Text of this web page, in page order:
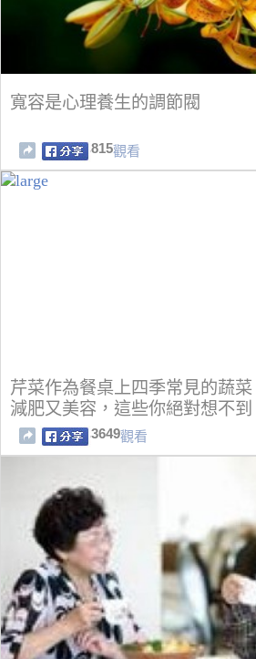
寬容是心理養生的調節閥
815觀看
芹菜作為餐桌上四季常見的蔬
減肥又美容，這些你絕對想不到
3649觀看